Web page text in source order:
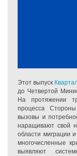
Этот выпуск
до Четвертой
На протяжении
процесса
вызовы и
наращивают свой
области миграции
многочисленные
выявляют